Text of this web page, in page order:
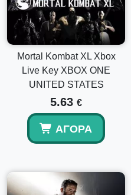
Mortal Kombat XL Xbox
Live Key XBOX ONE
UNITED STATES
5.63 €
ΑΓΟΡΆ